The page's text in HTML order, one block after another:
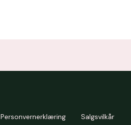
Personvernerklæring Salgsvilkår